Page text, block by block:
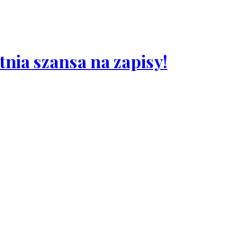
szansa na zapisy!